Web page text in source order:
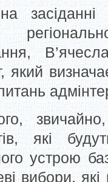
засіданні
який
які
устрою
вибори,